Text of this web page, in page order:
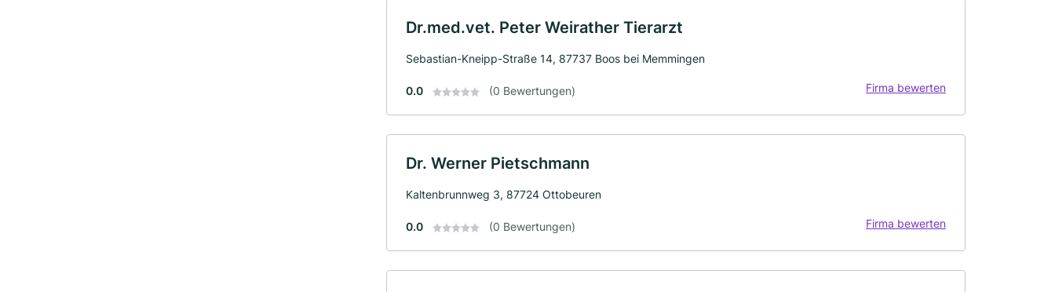
Dr.med.vet. Peter Weirather Tierarzt
Sebastian-Kneipp-Straße 14, 87737 Boos bei Memmingen
0.0 (0 Bewertungen) Firma bewerten
Dr. Werner Pietschmann
Kaltenbrunnweg 3, 87724 Ottobeuren
0.0 (0 Bewertungen) Firma bewerten